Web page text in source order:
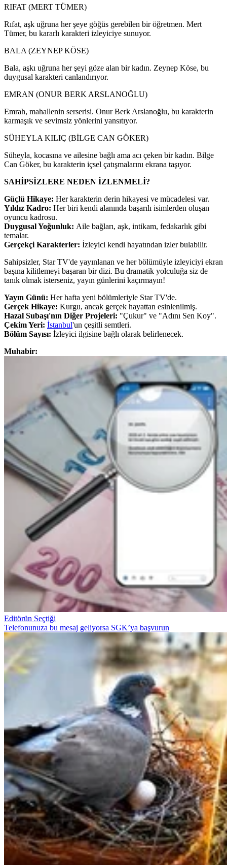
RIFAT (MERT TÜMER)
Rıfat, aşk uğruna her şeye göğüs gerebilen bir öğretmen. Mert
Tümer, bu kararlı karakteri izleyiciye sunuyor.
BALA (ZEYNEP KÖSE)
Bala, aşkı uğruna her şeyi göze alan bir kadın. Zeynep Köse, bu
duygusal karakteri canlandırıyor.
EMRAN (ONUR BERK ARSLANOĞLU)
Emrah, mahallenin serserisi. Onur Berk Arslanoğlu, bu karakterin
karmaşık ve sevimsiz yönlerini yansıtıyor.
SÜHEYLA KILIÇ (BİLGE CAN GÖKER)
Süheyla, kocasına ve ailesine bağlı ama acı çeken bir kadın. Bilge
Can Göker, bu karakterin içsel çatışmalarını ekrana taşıyor.
SAHİPSİZLERE NEDEN İZLENMELİ?
Güçlü Hikaye: Her karakterin derin hikayesi ve mücadelesi var.
Yıldız Kadro: Her biri kendi alanında başarılı isimlerden oluşan
oyuncu kadrosu.
Duygusal Yoğunluk: Aile bağları, aşk, intikam, fedakarlık gibi
temalar.
Gerçekçi Karakterler: İzleyici kendi hayatından izler bulabilir.
Sahipsizler, Star TV'de yayınlanan ve her bölümüyle izleyiciyi ekran
başına kilitlemeyi başaran bir dizi. Bu dramatik yolculuğa siz de
tanık olmak isterseniz, yayın günlerini kaçırmayın!
Yayın Günü: Her hafta yeni bölümleriyle Star TV'de.
Gerçek Hikaye: Kurgu, ancak gerçek hayattan esinlenilmiş.
Hazal Subaşı'nın Diğer Projeleri: "Çukur" ve "Adını Sen Koy".
Çekim Yeri: İstanbul'un çeşitli semtleri.
Bölüm Sayısı: İzleyici ilgisine bağlı olarak belirlenecek.
Muhabir:
Editörün Seçtiği
Telefonunuza bu mesaj geliyorsa SGK’ya başvurun